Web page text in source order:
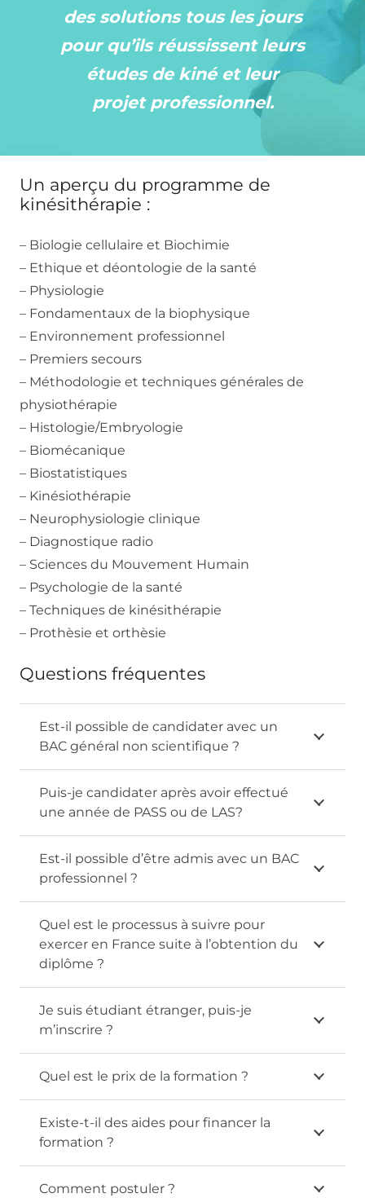
des solutions tous les jours
pour qu’ils réussissent leurs
études de kiné et leur
projet professionnel.
Un aperçu du programme de
kinésithérapie :
– Biologie cellulaire et Biochimie
– Ethique et déontologie de la santé
– Physiologie
– Fondamentaux de la biophysique
– Environnement professionnel
– Premiers secours
– Méthodologie et techniques générales de
physiothérapie
– Histologie/Embryologie
– Biomécanique
– Biostatistiques
– Kinésiothérapie
– Neurophysiologie clinique
– Diagnostique radio
– Sciences du Mouvement Humain
– Psychologie de la santé
– Techniques de kinésithérapie
– Prothèsie et orthèsie
Questions fréquentes
Est-il possible de candidater avec un
BAC général non scientifique ?
Puis-je candidater après avoir effectué
une année de PASS ou de LAS?
Est-il possible d’être admis avec un BAC
professionnel ?
Quel est le processus à suivre pour
exercer en France suite à l’obtention du
diplôme ?
Je suis étudiant étranger, puis-je
m’inscrire ?
Quel est le prix de la formation ?
Existe-t-il des aides pour financer la
formation ?
Comment postuler ?